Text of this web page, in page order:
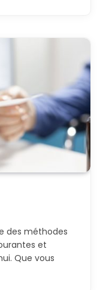
des méthodes
et
Que vous